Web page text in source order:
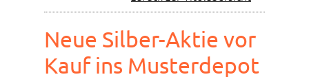
Neue Silber-Aktie vor
Kauf ins Musterdepot